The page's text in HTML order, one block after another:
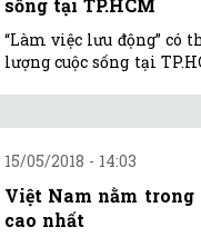
sống tại TP.HCM
“Làm việc lưu động” có
lượng cuộc sống tại
15/05/2018 - 14:03
Việt Nam nằm
cao nhất